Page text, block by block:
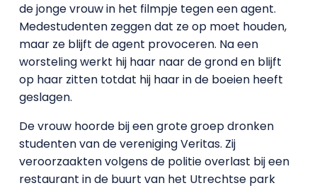
de jonge vrouw in het filmpje tegen een agent.
Medestudenten zeggen dat ze op moet houden,
maar ze blijft de agent provoceren. Na een
worsteling werkt hij haar naar de grond en blijft
op haar zitten totdat hij haar in de boeien heeft
geslagen.
De vrouw hoorde bij een grote groep dronken
studenten van de vereniging Veritas. Zij
veroorzaakten volgens de politie overlast bij een
restaurant in de buurt van het Utrechtse park